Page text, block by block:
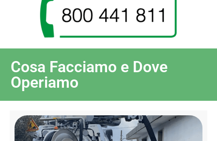
Cosa Facciamo e Dove
Operiamo